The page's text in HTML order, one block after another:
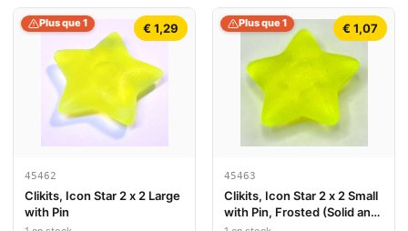
€ 1,29
Plus que 1
45462
Clikits, Icon Star 2 x 2 Large
with Pin
€ 1,07
Plus que 1
45463
Clikits, Icon Star 2 x 2 Small
with Pin, Frosted (Solid and
Transparent Colors)